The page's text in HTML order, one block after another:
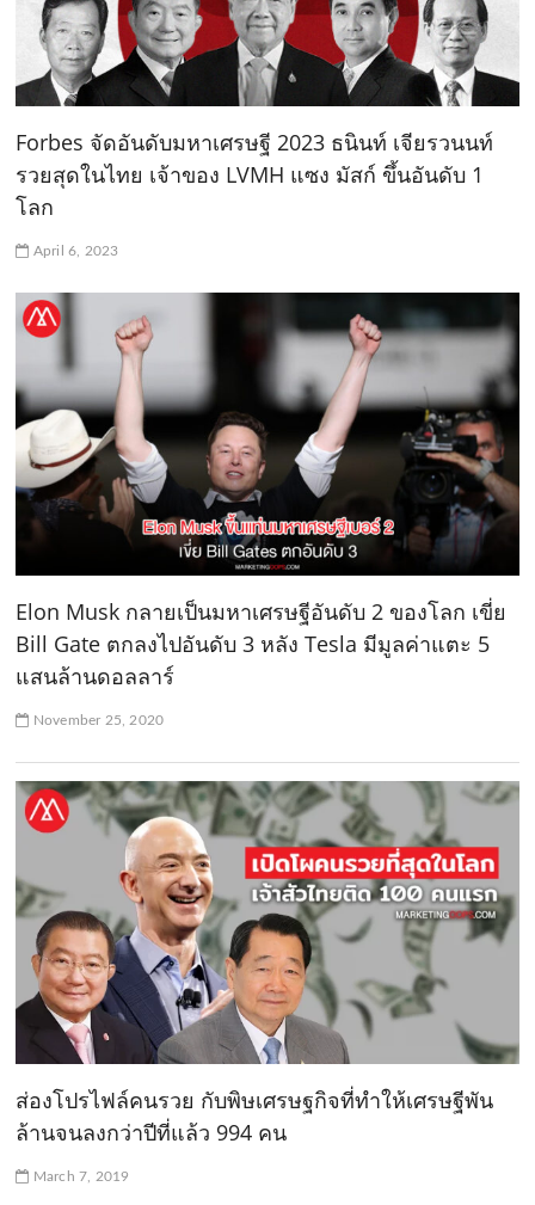
Forbes จัดอันดับมหาเศรษฐี 2023 ธนินท์ เจียรวนนท์
รวยสุดในไทย เจ้าของ LVMH แซง มัสก์ ขึ้นอันดับ 1
โลก
April 6, 2023
Elon Musk กลายเป็นมหาเศรษฐีอันดับ 2 ของโลก เขี่ย
Bill Gate ตกลงไปอันดับ 3 หลัง Tesla มีมูลค่าแตะ 5
แสนล้านดอลลาร์
November 25, 2020
ส่องโปรไฟล์คนรวย กับพิษเศรษฐกิจที่ทำให้เศรษฐีพัน
ล้านจนลงกว่าปีที่แล้ว 994 คน
March 7, 2019